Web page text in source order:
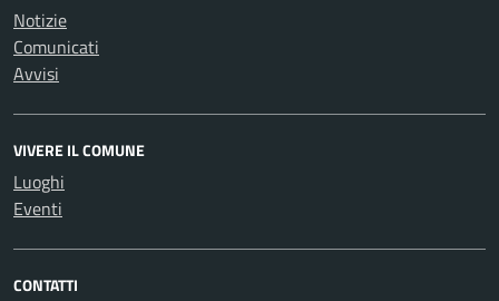
Notizie
Comunicati
Avvisi
VIVERE IL COMUNE
Luoghi
Eventi
CONTATTI